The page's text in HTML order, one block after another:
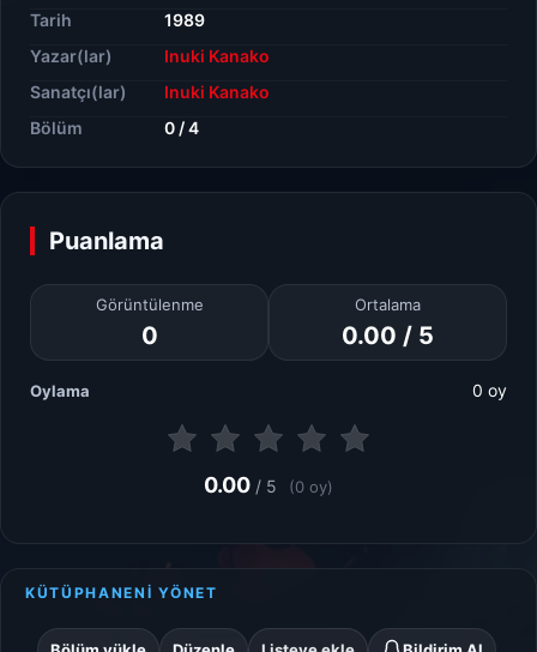
KÜTÜPHANENİ YÖNET
Tarih
1989
Yazar(lar)
Inuki Kanako
Sanatçı(lar)
Inuki Kanako
Bölüm
0 / 4
Puanlama
Görüntülenme
0
Ortalama
0.00 / 5
Oylama 0 oy
0.00 / 5 (0 oy)